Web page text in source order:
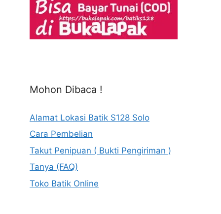
Mohon Dibaca !
Alamat Lokasi Batik S128 Solo
Cara Pembelian
Takut Penipuan ( Bukti Pengiriman )
Tanya (FAQ)
Toko Batik Online